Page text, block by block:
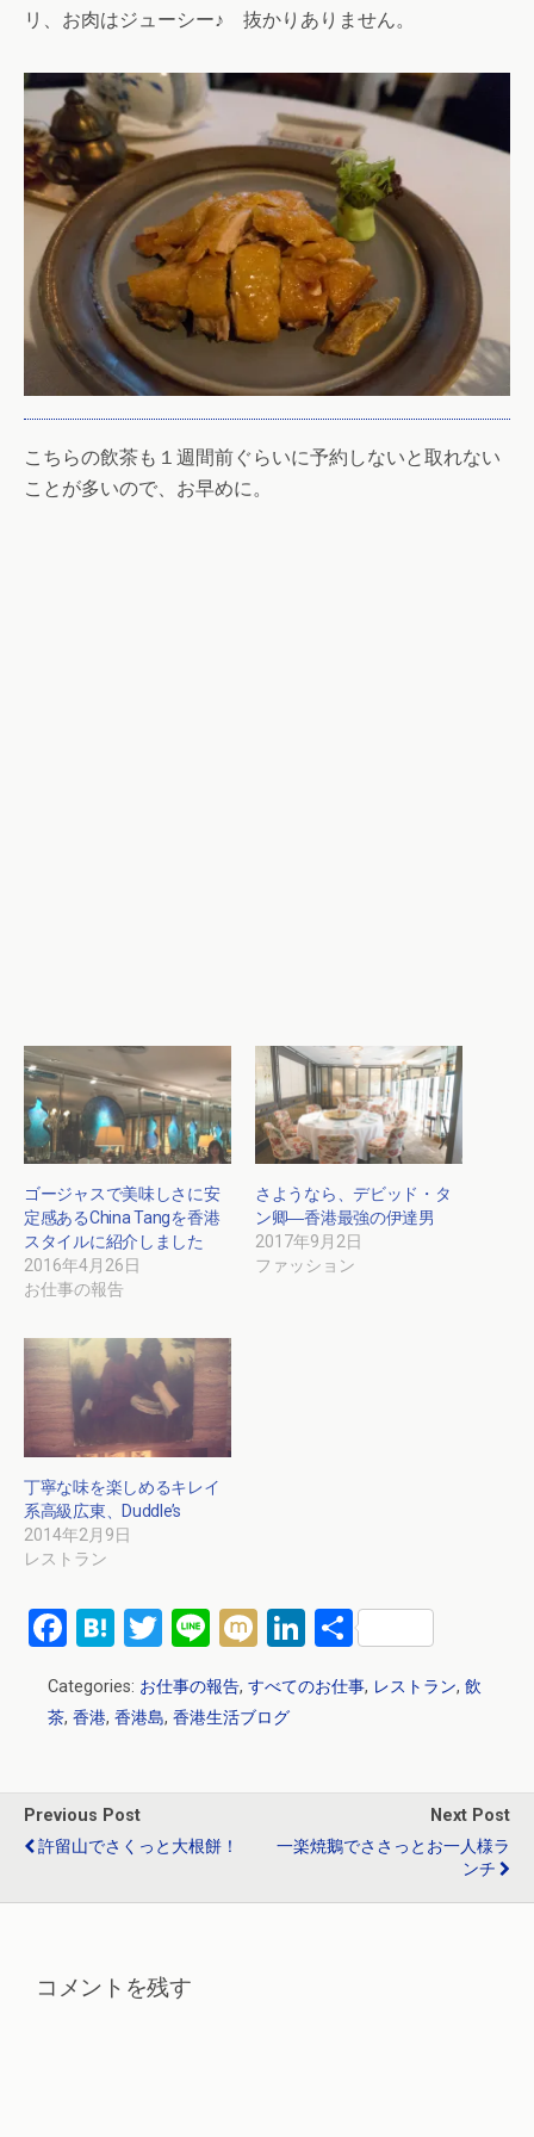
リ、お肉はジューシー♪ 抜かりありません。
こちらの飲茶も１週間前ぐらいに予約しないと取れない
ことが多いので、お早めに。
ゴージャスで美味しさに安
定感あるChina Tangを香港
スタイルに紹介しました
2016年4月26日
お仕事の報告
さようなら、デビッド・タ
ン卿―香港最強の伊達男
2017年9月2日
ファッション
丁寧な味を楽しめるキレイ
系高級広東、Duddle’s
2014年2月9日
レストラン
F
ce
o
o
k
H
e
a
T
wi
tt
Li
n
e
M Li
ke
n
共
有
Categories: お仕事の報告, すべてのお仕事, レストラン, 飲
茶, 香港, 香港島, 香港生活ブログ
Previous Post
許留山でさくっと大根餅！
Next Post
一楽焼鵝でささっとお一人様ラ
ンチ
コメントを残す